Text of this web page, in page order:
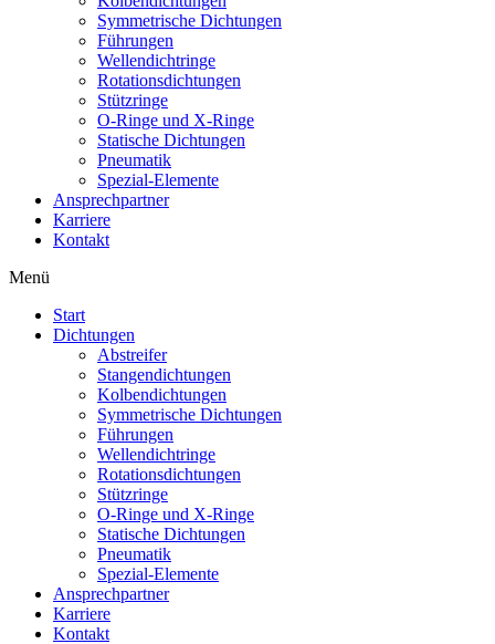
Symmetrische Dichtungen
Führungen
Wellendichtringe
Rotationsdichtungen
Stützringe
O-Ringe und X-Ringe
Statische Dichtungen
Pneumatik
Spezial-Elemente
Ansprechpartner
Karriere
Kontakt
Menü
Start
Dichtungen
Abstreifer
Stangendichtungen
Kolbendichtungen
Symmetrische Dichtungen
Führungen
Wellendichtringe
Rotationsdichtungen
Stützringe
O-Ringe und X-Ringe
Statische Dichtungen
Pneumatik
Spezial-Elemente
Ansprechpartner
Karriere
Kontakt